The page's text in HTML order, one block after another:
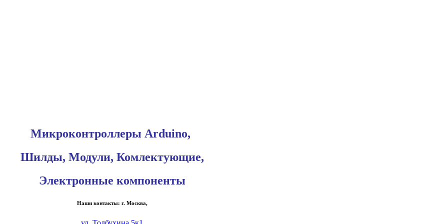
Микроконтроллеры Arduino,
Шилды, Модули, Комлектующие,
Электронные компоненты
Наши контакты: г. Москва,